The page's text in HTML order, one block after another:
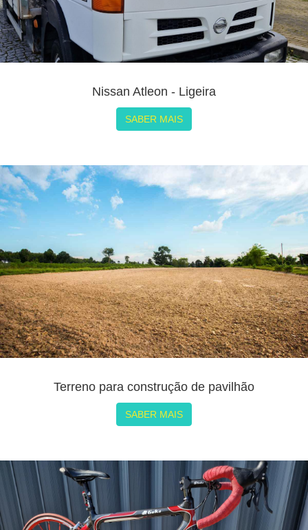
Nissan Atleon - Ligeira
SABER MAIS
Terreno para construção de pavilhão
SABER MAIS